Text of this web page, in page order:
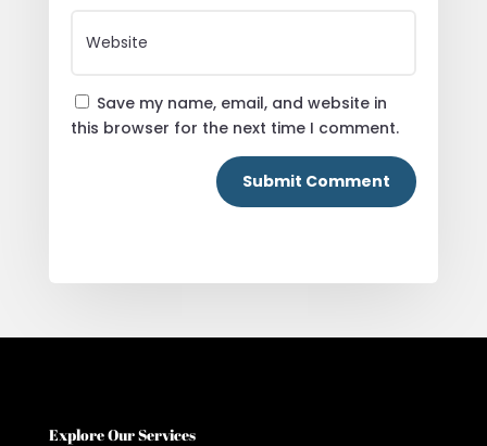
Save my name, email, and website in
this browser for the next time I comment.
Submit Comment
Explore Our Services